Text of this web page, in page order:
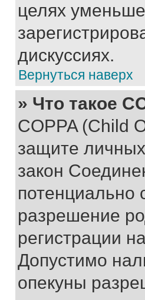
целях
дискуссиях.
Вернуться наверх
» Что такое
COPPA (Child
защите
закон
разрешение
регистрации
Допустимо
опекуны